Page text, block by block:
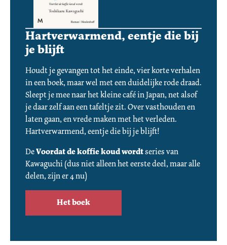
Hartverwarmend, eentje die bij
je blijft
Houdt je gevangen tot het einde, vier korte verhalen
in een boek, maar wel met een duidelijke rode draad.
Sleept je mee naar het kleine café in Japan, net alsof
je daar zelf aan een tafeltje zit. Over vasthouden en
laten gaan, en vrede maken met het verleden.
Hartverwarmend, eentje die bij je blijft!
De Voordat de koffie koud wordt series van
Kawaguchi (dus niet alleen het eerste deel, maar alle
delen, zijn er 4 nu)
Het boek